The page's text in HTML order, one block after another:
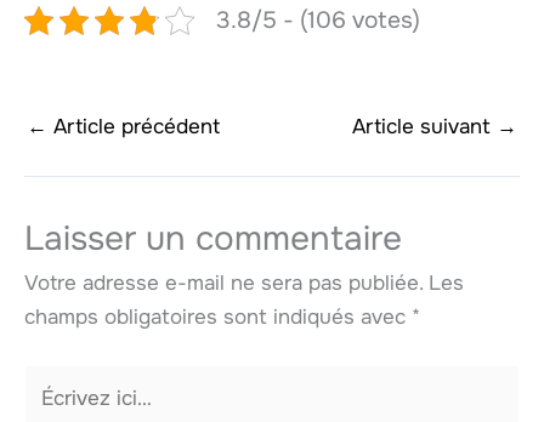
3.8/5 - (106 votes)
← Article précédent Article suivant →
Laisser un commentaire
Votre adresse e-mail ne sera pas publiée. Les
champs obligatoires sont indiqués avec *
Écrivez